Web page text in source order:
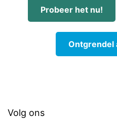
Probeer het nu!
Ontgrendel
Volg ons